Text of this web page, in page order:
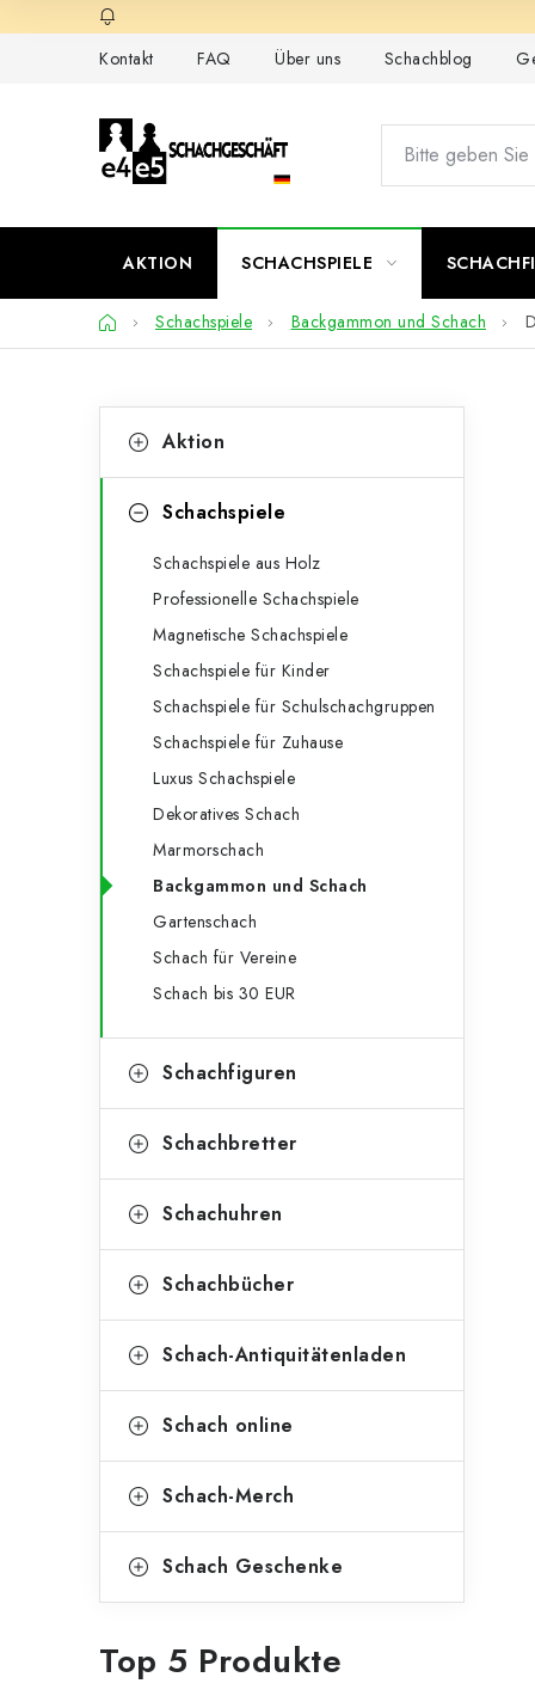
Inhalt
Kontakt
FAQ Über uns Schachblog
AKTION SCHACHSPIELE
StartseiteSchachspiele Backgammon und Schach
e
t
überspringen
a
Aktion
Schachspiele
Schachspiele aus Holz
Professionelle Schachspiele
Magnetische Schachspiele
Schachspiele für Kinder
Schachspiele für Schulschachgruppen
Schachspiele für Zuhause
Luxus Schachspiele
Dekoratives Schach
Marmorschach
Backgammon und Schach
Gartenschach
Schach für Vereine
Schach bis 30 EUR
Schachfiguren
Schachbretter
Schachuhren
Schachbücher
Schach-Antiquitätenladen
Schach online
Schach-Merch
Schach Geschenke
Top 5 Produkte